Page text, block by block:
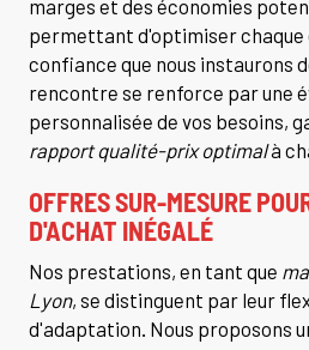
marges et des économies
permettant d'optimiser chaque
confiance que nous instaurons
rencontre se renforce par une
personnalisée de vos besoins,
rapport qualité-prix optimalà
OFFRES SUR-MESURE
D'ACHAT INÉGALÉ
Nos prestations, en tant que
Lyon, se distinguent par leur
d'adaptation. Nous proposons